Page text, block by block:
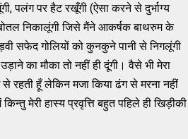
पलंग पर हैट रखूँगी (ऐसा करने से दुर्भाग्य
निकालूंगी जिसे मैंने आकर्षक बाथरुम के
सफेद गोलियों को कुनकुने पानी से निगलूंगी
का मौका तो नहीं ही दूंगी। वैसे भी मेरा
रहती हूँ लेकिन मजा किया ढंग से मरना नहीं
मेरी हास्य प्रवृत्ति बहुत पहिले ही खिड़ीकी